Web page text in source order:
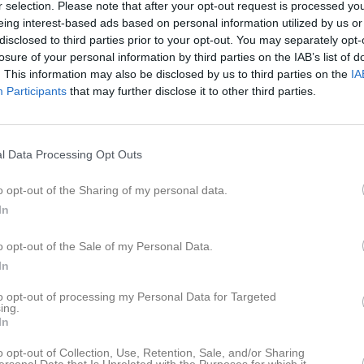
selection. Please note that after your opt-out request is processed
interest-based ads based on personal information utilized by us
to third parties prior to your opt-out. You may separately
of your personal information by third parties on the IAB’s list of
This information may also be disclosed by us to third parties on the
Participants that may further disclose it to other third parties.
Data Processing Opt Outs
opt-out of the Sharing of my personal data.
opt-out of the Sale of my Personal Data.
opt-out of processing my Personal Data for Targeted
opt-out of Collection, Use, Retention, Sale, and/or Sharing
Inga bilder hittades
Oscar Norlin
div 2-4 Syd (Herr 4 Syd Nordöstra)
matcher G Mål A Assist Utv Utvisningsminuter P
Oscar Norlin